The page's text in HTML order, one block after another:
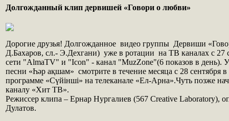
Долгожданный клип дервишей «Говори о любви»
Дорогие друзья! Долгожданное видео группы Дервиши
Д.Бахаров, сл.- Э.Дехгани) уже в ротации на ТВ каналах с 27
сети "AlmaTV" и "Icon" - канал "MuzZone"(6 показов в день).
песни «Һәр ақшам» смотрите в течение месяца с 28 сентября
программе «Сүйінші» на телеканале «Ел-Арна».Чуть позже
каналу «Хит ТВ».
Режиссер клипа – Ернар Нургалиев (567 Creative Laboratory),
Дулатов.